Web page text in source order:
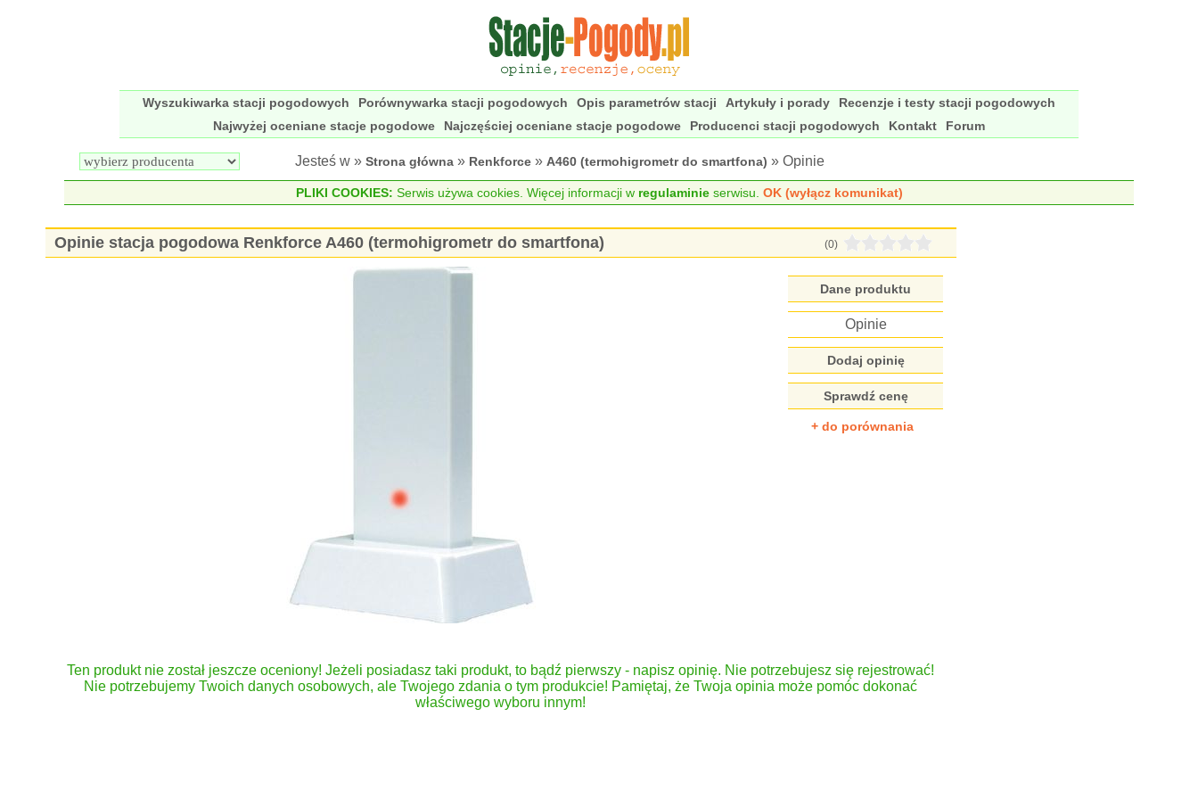
Wyszukiwarka stacji pogodowych Porównywarka stacji pogodowych Opis parametrów stacji Artykuły i porady
Recenzje i testy stacji pogodowych
Najwyżej oceniane stacje pogodowe
Najczęściej oceniane stacje pogodowe Producenci stacji pogodowych Kontakt Forum
Jesteś w » Strona główna » Renkforce » A460 (termohigrometr do smartfona) » Opinie
PLIKI COOKIES: Serwis używa cookies. Więcej informacji w regulaminieserwisu. OK (wyłącz komunikat)
Opinie stacja pogodowa Renkforce A460 (termohigrometr do smartfona) (0)
Dane produktu
Opinie
Dodaj opinię
Sprawdź cenę
+ do porównania
Ten produkt nie został jeszcze oceniony! Jeżeli posiadasz taki produkt, to bądź pierwszy - napisz opinię. Nie potrzebujesz się rejestrować!
Nie potrzebujemy Twoich danych osobowych, ale Twojego zdania o tym produkcie! Pamiętaj, że Twoja opinia może pomóc dokonać
właściwego wyboru innym!